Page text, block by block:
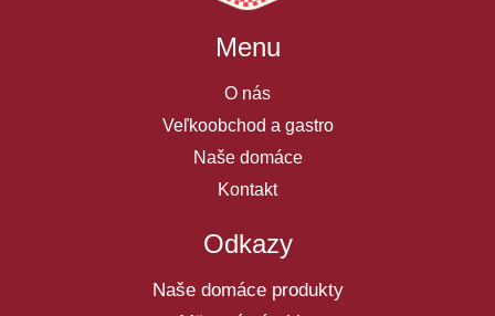
Menu
O nás
Veľkoobchod a gastro
Naše domáce
Kontakt
Odkazy
Naše domáce produkty